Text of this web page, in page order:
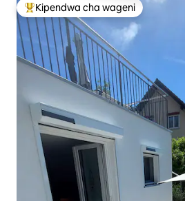
Kipendwa maarufu cha wageni
Kipendwa cha wageni